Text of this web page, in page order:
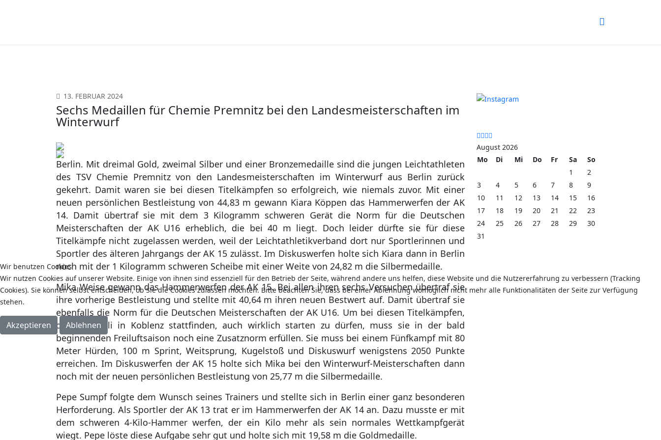
13. FEBRUAR 2024
Sechs Medaillen für Chemie Premnitz bei den Landesmeisterschaften im
Winterwurf
Berlin. Mit dreimal Gold, zweimal Silber und einer Bronzemedaille sind die jungen Leichtathleten
des TSV Chemie Premnitz von den Landesmeisterschaften im Winterwurf aus Berlin zurück
gekehrt. Damit waren sie bei diesen Titelkämpfen so erfolgreich, wie niemals zuvor. Mit einer
neuen persönlichen Bestleistung von 44,83 m gewann Kiara Köppen das Hammerwerfen der AK
14. Damit übertraf sie mit dem 3 Kilogramm schweren Gerät die Norm für die Deutschen
Meisterschaften der AK U16 erheblich, die bei 40 m liegt. Doch leider dürfte sie für diese
Titelkämpfe nicht zugelassen werden, weil der Leichtathletikverband dort nur Sportlerinnen und
Sportler des älteren Jahrgangs der AK 15 zulässt. Im Diskuswerfen holte sich Kiara dann in Berlin
noch mit der 1 Kilogramm schweren Scheibe mit einer Weite von 24,82 m die Silbermedaille.
Mika Weise gewann das Hammerwerfen der AK 15. Bei allen ihren sechs Versuchen übertraf sie
ihre vorherige Bestleistung und stellte mit 40,64 m ihren neuen Bestwert auf. Damit übertraf sie
ebenfalls die Norm für die Deutschen Meisterschaften der AK U16. Um bei diesen Titelkämpfen,
die Ende Juli in Koblenz stattfinden, auch wirklich starten zu dürfen, muss sie in der bald
beginnenden Freiluftsaison noch eine Zusatznorm erfüllen. Sie muss bei einem Fünfkampf mit 80
Meter Hürden, 100 m Sprint, Weitsprung, Kugelstoß und Diskuswurf wenigstens 2050 Punkte
erreichen. Im Diskuswerfen der AK 15 holte sich Mika bei den Winterwurf-Meisterschaften dann
noch mit der neuen persönlichen Bestleistung von 25,77 m die Silbermedaille.
Pepe Sumpf folgte dem Wunsch seines Trainers und stellte sich in Berlin einer ganz besonderen
Herforderung. Als Sportler der AK 13 trat er im Hammerwerfen der AK 14 an. Dazu musste er mit
dem schweren 4-Kilo-Hammer werfen, der ein Kilo mehr als sein normales Wettkampfgerät
wiegt. Pepe löste diese Aufgabe sehr gut und holte sich mit 19,58 m die Goldmedaille.
August 2026
Mo
Di Mi Do Fr Sa
So
1
2
3
4 5 6 7 8
9
10
11 12 13 14 15
16
17
18 19 20 21 22
23
24
25 26 27 28 29
30
31
Wir benutzen Cookies
Wir nutzen Cookies auf unserer Website. Einige von ihnen sind essenziell für den Betrieb der Seite, während andere uns helfen, diese Website und die Nutzererfahrung zu verbessern (Tracking
Cookies). Sie können selbst entscheiden, ob Sie die Cookies zulassen möchten. Bitte beachten Sie, dass bei einer Ablehnung womöglich nicht mehr alle Funktionalitäten der Seite zur Verfügung
stehen.
Akzeptieren Ablehnen